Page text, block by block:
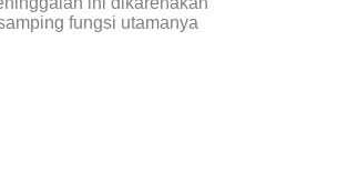
fungsi utamanya